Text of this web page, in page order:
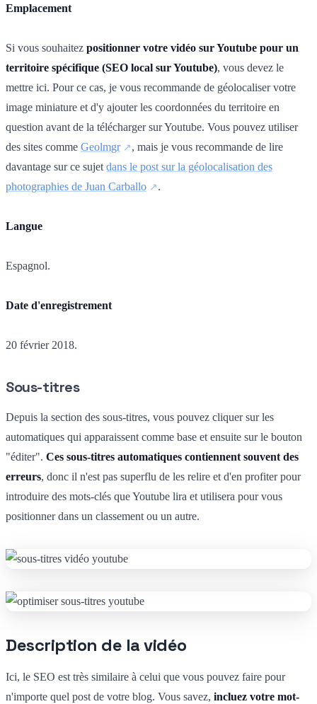
Emplacement
Si vous souhaitez positionner votre vidéo sur Youtube pour un
territoire spécifique (SEO local sur Youtube), vous devez le
mettre ici. Pour ce cas, je vous recommande de géolocaliser votre
image miniature et d'y ajouter les coordonnées du territoire en
question avant de la télécharger sur Youtube. Vous pouvez utiliser
des sites comme Geolmgr
, mais je vous recommande de lire
davantage sur ce sujet dans le post sur la géolocalisation des
photographies de Juan Carballo
.
Langue
Espagnol.
Date d'enregistrement
20 février 2018.
Sous-titres
Depuis la section des sous-titres, vous pouvez cliquer sur les
automatiques qui apparaissent comme base et ensuite sur le bouton
"éditer". Ces sous-titres automatiques contiennent souvent des
erreurs, donc il n'est pas superflu de les relire et d'en profiter pour
introduire des mots-clés que Youtube lira et utilisera pour vous
positionner dans un classement ou un autre.
Description de la vidéo
Ici, le SEO est très similaire à celui que vous pouvez faire pour
n'importe quel post de votre blog. Vous savez, incluez votre mot-